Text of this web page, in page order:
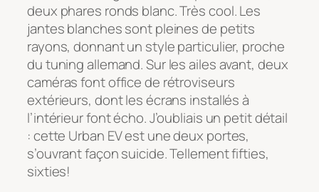
deux phares ronds blanc. Très cool. Les
jantes blanches sont pleines de petits
rayons, donnant un style particulier, proche
du tuning allemand. Sur les ailes avant, deux
caméras font office de rétroviseurs
extérieurs, dont les écrans installés à
l’intérieur font écho. J’oubliais un petit détail
: cette Urban EV est une deux portes,
s’ouvrant façon suicide. Tellement fifties,
sixties!